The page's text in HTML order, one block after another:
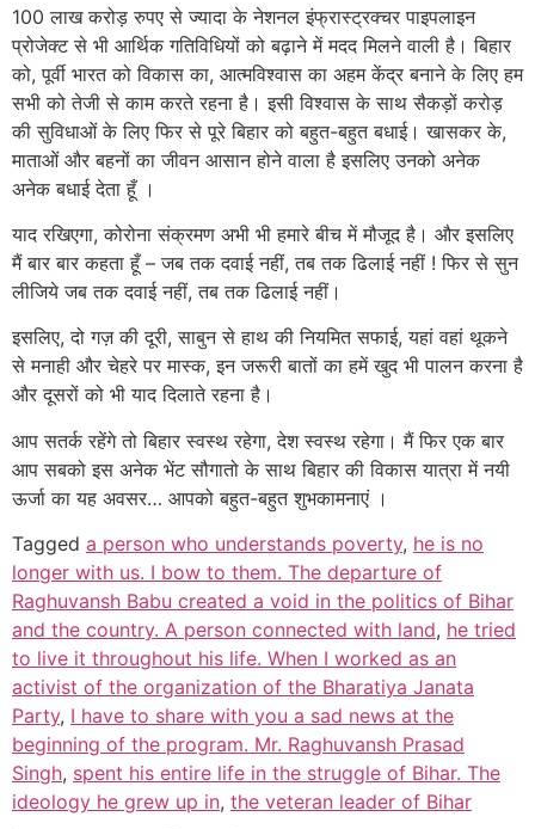
100 लाख करोड़ रुपए से ज्यादा के नेशनल इंफ्रास्ट्रक्चर पाइपलाइन
प्रोजेक्ट से भी आर्थिक गतिविधियों को बढ़ाने में मदद मिलने वाली है। बिहार
को, पूर्वी भारत को विकास का, आत्मविश्वास का अहम केंद्र बनाने के लिए हम
सभी को तेजी से काम करते रहना है। इसी विश्वास के साथ सैकड़ों करोड़
की सुविधाओं के लिए फिर से पूरे बिहार को बहुत-बहुत बधाई। खासकर के,
माताओं और बहनों का जीवन आसान होने वाला है इसलिए उनको अनेक
अनेक बधाई देता हूँ ।
याद रखिएगा, कोरोना संक्रमण अभी भी हमारे बीच में मौजूद है। और इसलिए
मैं बार बार कहता हूँ – जब तक दवाई नहीं, तब तक ढिलाई नहीं ! फिर से सुन
लीजिये जब तक दवाई नहीं, तब तक ढिलाई नहीं।
इसलिए, दो गज़ की दूरी, साबुन से हाथ की नियमित सफाई, यहां वहां थूकने
से मनाही और चेहरे पर मास्क, इन जरूरी बातों का हमें खुद भी पालन करना है
और दूसरों को भी याद दिलाते रहना है।
आप सतर्क रहेंगे तो बिहार स्वस्थ रहेगा, देश स्वस्थ रहेगा। मैं फिर एक बार
आप सबको इस अनेक भेंट सौगातो के साथ बिहार की विकास यात्रा में नयी
ऊर्जा का यह अवसर… आपको बहुत-बहुत शुभकामनाएं ।
Tagged a person who understands poverty, he is no
longer with us. I bow to them. The departure of
Raghuvansh Babu created a void in the politics of Bihar
and the country. A person connected with land, he tried
to live it throughout his life. When I worked as an
activist of the organization of the Bharatiya Janata
Party, I have to share with you a sad news at the
beginning of the program. Mr. Raghuvansh Prasad
Singh, spent his entire life in the struggle of Bihar. The
ideology he grew up in, the veteran leader of Bihar